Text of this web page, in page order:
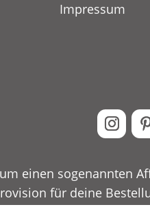
Impressum
einen sogenannten
für deine